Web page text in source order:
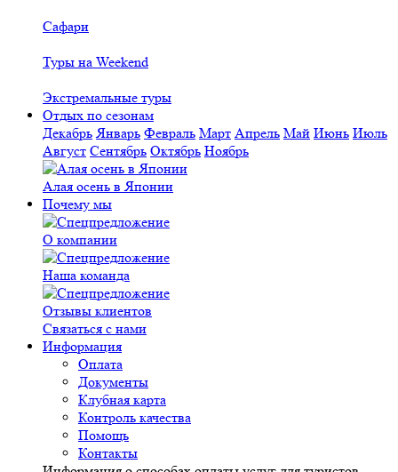
Сафари
Туры на Weekend
Экстремальные туры
Отдых по сезонам
Декабрь Январь Февраль Март Апрель Май Июнь Июль
Август Сентябрь Октябрь Ноябрь
Алая осень в Японии
Почему мы
О компании
Наша команда
Отзывы клиентов
Связаться с нами
Информация
Оплата
Документы
Клубная карта
Контроль качества
Помощь
Контакты